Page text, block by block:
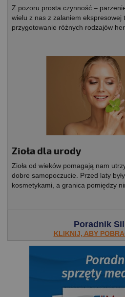
Z pozoru prosta czynność –
wielu z nas z zalaniem ekspresowej
przygotowanie różnych rodzajów
Zioła dla urody
Zioła od wieków pomagają nam
dobre samopoczucie. Przed laty
kosmetykami, a granica pomiędzy
Poradnik
KLIKNIJ, ABY